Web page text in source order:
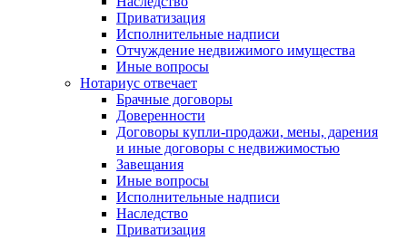
Приватизация
Исполнительные надписи
Отчуждение недвижимого имущества
Иные вопросы
Нотариус отвечает
Брачные договоры
Доверенности
Договоры купли-продажи, мены, дарения
и иные договоры с недвижимостью
Завещания
Иные вопросы
Исполнительные надписи
Наследство
Приватизация